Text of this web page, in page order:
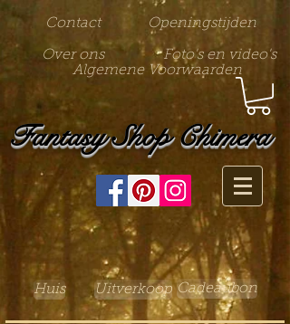
Contact Openingstijden
Over ons
Foto's en video's
Algemene Voorwaarden
Fantasy Shop Chimera
Huis Uitverkoop Cadeaubon